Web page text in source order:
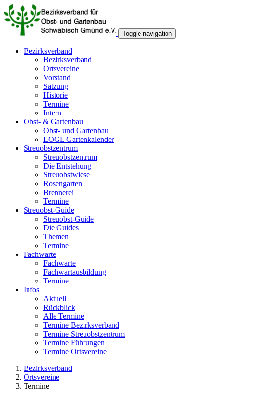
Toggle navigation
Bezirksverband
Bezirksverband
Ortsvereine
Vorstand
Satzung
Historie
Termine
Intern
Obst- & Gartenbau
Obst- und Gartenbau
LOGL Gartenkalender
Streuobstzentrum
Streuobstzentrum
Die Entstehung
Streuobstwiese
Rosengarten
Brennerei
Termine
Streuobst-Guide
Streuobst-Guide
Die Guides
Themen
Termine
Fachwarte
Fachwarte
Fachwartausbildung
Termine
Infos
Aktuell
Rückblick
Alle Termine
Termine Bezirksverband
Termine Streuobstzentrum
Termine Führungen
Termine Ortsvereine
Bezirksverband
Ortsvereine
Termine